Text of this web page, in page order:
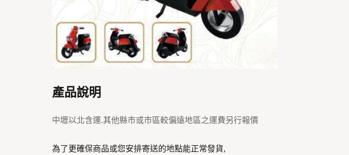
產品說明
中壢以北含運.其他縣市或市區較偏遠地區之運費另行報價
為了更確保商品或您安排寄送的地點能正常發貨,